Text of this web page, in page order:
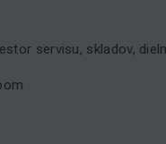
servisu, skladov,